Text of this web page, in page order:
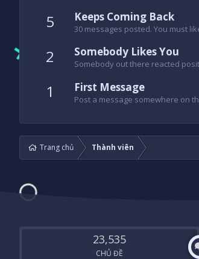
5 Keeps Coming Back
30 messages posted. You must
2 Somebody Likes You
Somebody out there reacted
1 First Message
Post a message somewhere on
Trang chủ Thành viên
23,535
CHỦ ĐỀ